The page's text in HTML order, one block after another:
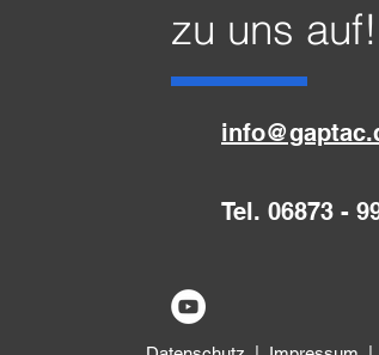
zu uns auf!
Tel. 06873 -